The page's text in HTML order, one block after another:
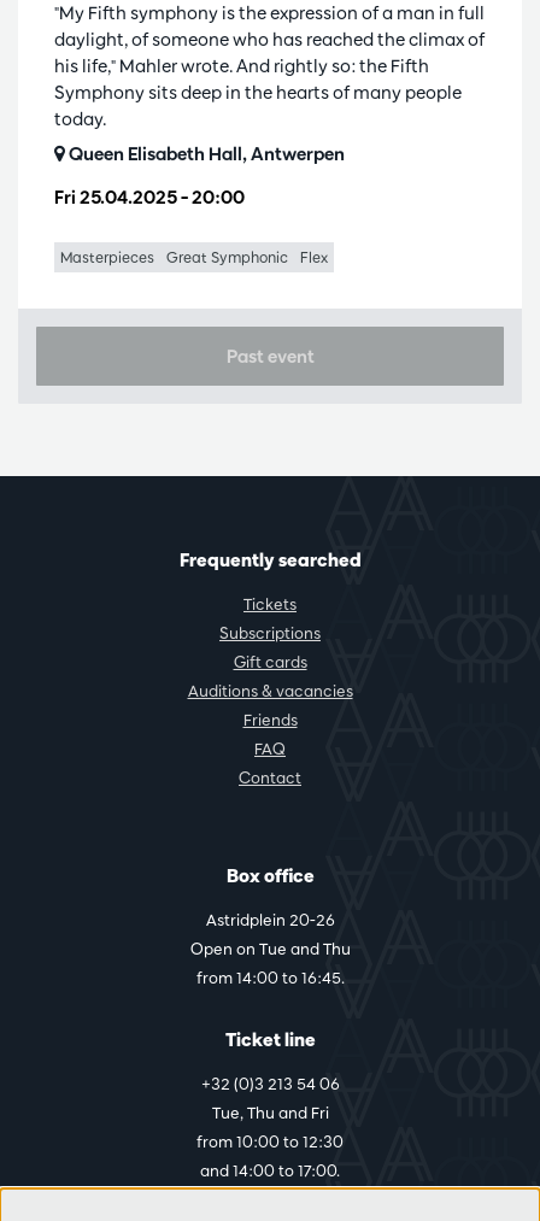
Fri 25.04.2025– 20:00
"My Fifth symphony is the expression of a man in full
daylight, of someone who has reached the climax of
his life," Mahler wrote. And rightly so: the Fifth
Symphony sits deep in the hearts of many people
today.
Queen Elisabeth Hall, Antwerpen
Masterpieces Great Symphonic Flex
Past event
Frequently searched
Tickets
Subscriptions
Gift cards
Auditions & vacancies
Friends
FAQ
Contact
Box office
Astridplein 20-26
Open on Tue and Thu
from 14:00 to 16:45.
Ticket line
+32 (0)3 213 54 06
Tue, Thu and Fri
from 10:00 to 12:30
and 14:00 to 17:00.